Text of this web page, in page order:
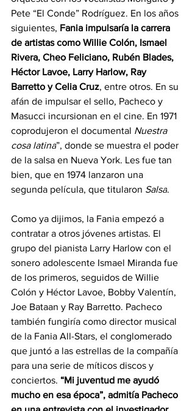
Pete “El Conde” Rodríguez. En los años
siguientes, Fania impulsaría la carrera
de artistas como Willie Colón, Ismael
Rivera, Cheo Feliciano, Rubén Blades,
Héctor Lavoe, Larry Harlow, Ray
Barretto y Celia Cruz, entre otros. En su
afán de impulsar el sello, Pacheco y
Masucci incursionan en el cine. En 1971
coprodujeron el documental Nuestra
cosa latina”, donde se muestra el poder
de la salsa en Nueva York. Les fue tan
bien, que en 1974 lanzaron una
segunda película, que titularon Salsa.
Como ya dijimos, la Fania empezó a
contratar a otros jóvenes artistas. El
grupo del pianista Larry Harlow con el
sonero adolescente Ismael Miranda fue
de los primeros, seguidos de Willie
Colón y Héctor Lavoe, Bobby Valentín,
Joe Bataan y Ray Barretto. Pacheco
también fungiría como director musical
de la Fania All-Stars, el conglomerado
que juntó a las estrellas de la compañía
para una serie de míticos discos y
conciertos. “Mi juventud me ayudó
mucho en esa época”, admitía Pacheco